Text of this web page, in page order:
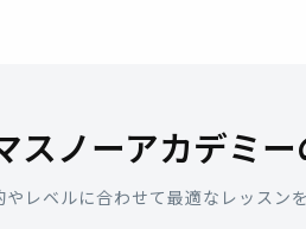
スノーアカデミ
やレベルに合わせて最適なレッスン